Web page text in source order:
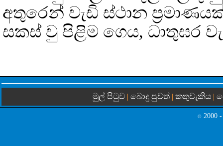
අතුරෙන් වැඩි ස්ථාන
සකස් වු පිළිම ගෙය, ධාතුඝර
මුල් පිටුව | බොදු පුවත් | කතුවැකිය |
© 2000